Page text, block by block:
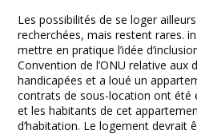
Les possibilités de se loger
recherchées, mais restent rares.
mettre en pratique l’idée
Convention de l’ONU relative aux
handicapées et a loué un
contrats de sous-location ont été
et les habitants de cet
d’habitation. Le logement devrait